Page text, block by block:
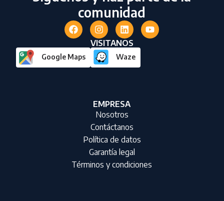
comunidad
VISITANOS
Google Maps Waze
EMPRESA
Nosotros
Contáctanos
Política de datos
Garantía legal
Términos y condiciones